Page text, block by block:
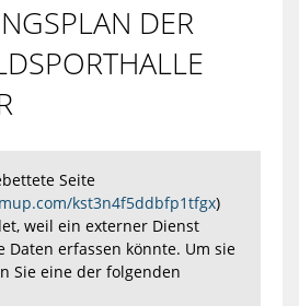
DER
Seite
kst3n4f5ddbfp1tfgx)
weil ein externer Dienst
Daten erfassen könnte. Um sie
Sie eine der folgenden